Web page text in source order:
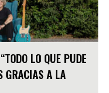
LO QUE PUDE
GRACIAS A LA